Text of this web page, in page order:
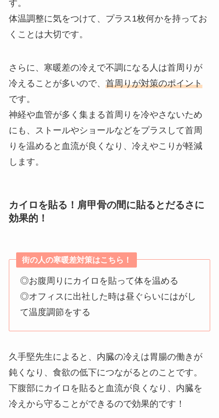
す。
体温調整に気をつけて、プラス1枚何かを持ってお
くことは大切です。
さらに、寒暖差の冷えで不調になる人は首周りが
冷えることが多いので、 首周りが対策のポイント
です。
神経や血管が多く集まる首周りを冷やさないため
にも、ストールやショールなどをプラスして首周
りを温めると血流が良くなり、冷えやこりが軽減
します。
カイロを貼る！肩甲骨の間に貼るとだるさに
効果的！
街の人の寒暖差対策はこちら！
◎お腹周りにカイロを貼って体を温める
◎オフィスに出社した時は昼ぐらいにはがし
て温度調節をする
久手堅先生によると、内臓の冷えは胃腸の働きが
鈍くなり、食欲の低下につながるとのことです。
下腹部にカイロを貼ると血流が良くなり、内臓を
冷えから守ることができるので効果的です！